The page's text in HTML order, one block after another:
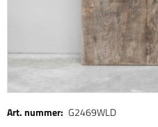
Art. nummer: G2469WLD